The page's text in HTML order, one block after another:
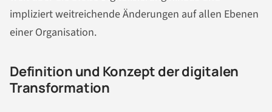
impliziert weitreichende Änderungen auf allen Ebenen
einer Organisation.
Definition und Konzept der digitalen
Transformation